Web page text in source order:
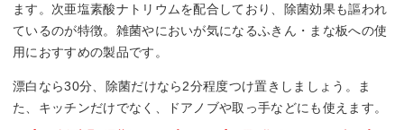
ます。次亜塩素酸ナトリウムを配合しており、除菌効果も謳われ
ているのが特徴。雑菌やにおいが気になるふきん・まな板への使
用におすすめの製品です。
漂白なら30分、除菌だけなら2分程度つけ置きしましょう。ま
た、キッチンだけでなく、ドアノブや取っ手などにも使えます。